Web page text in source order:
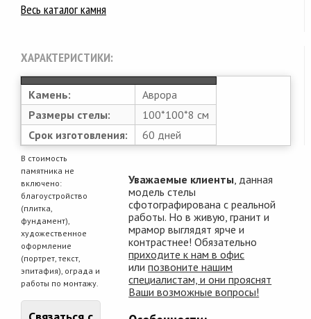
Весь каталог камня
ХАРАКТЕРИСТИКИ:
Камень:
Аврора
Размеры стелы:
100*100*8 см
Срок изготовления:
60 дней
В стоимость
памятника не
включено:
благоустройство
(плитка,
фундамент),
художественное
оформление
(портрет, текст,
эпитафия), ограда и
работы по монтажу.
Уважаемые клиенты , данная
модель стелы
сфотографирована с реальной
работы. Но в живую, гранит и
мрамор выглядят ярче и
контрастнее! Обязательно
приходите к нам в офис
илипозвоните нашим
специалистам, и они прояснят
Ваши возможные вопросы!